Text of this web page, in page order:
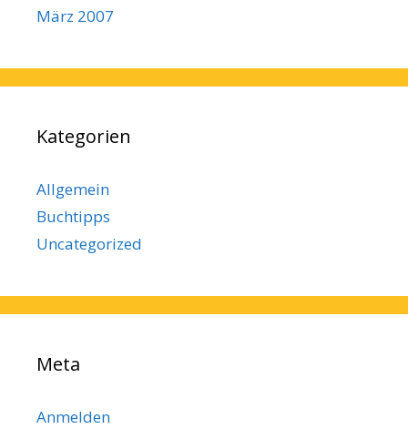
März 2007
Kategorien
Allgemein
Buchtipps
Uncategorized
Meta
Anmelden